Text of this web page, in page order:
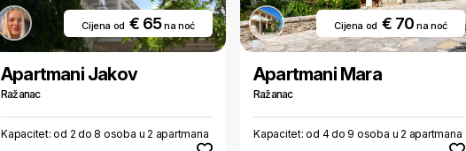
Cijena od € 65na noć
Apartmani Jakov
Ražanac
Kapacitet: od 2 do 8 osoba u 2 apartmana
Cijena od € 70na noć
Apartmani Mara
Ražanac
Kapacitet: od 4 do 9 osoba u 2 apartmana